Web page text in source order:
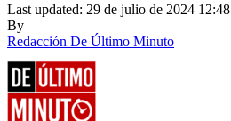
Last updated: 29 de julio de 2024 12:48
By
Redacción De Último Minuto